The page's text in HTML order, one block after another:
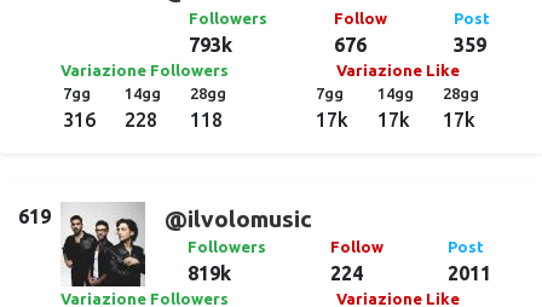
Followers
793k
Follow
676
Post
359
Variazione Followers
7gg
316
14gg
228
28gg
118
Variazione Like
7gg
17k
14gg
17k
28gg
17k
619 @ilvolomusic
Followers
819k
Follow
224
Post
2011
Variazione Followers
Variazione Like